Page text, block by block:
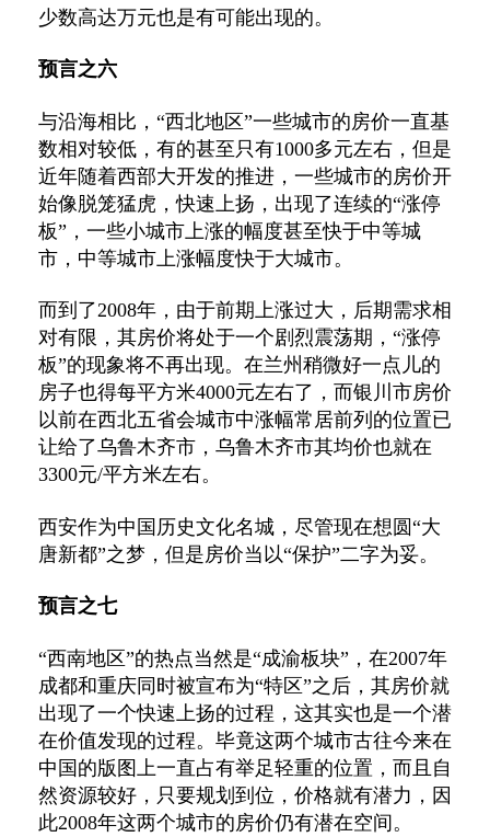
少数高达万元也是有可能出现的。
预言之六
与沿海相比，“西北地区”一些城市的房价一直基
数相对较低，有的甚至只有1000多元左右，但是
近年随着西部大开发的推进，一些城市的房价开
始像脱笼猛虎，快速上扬，出现了连续的“涨停
板”，一些小城市上涨的幅度甚至快于中等城
市，中等城市上涨幅度快于大城市。
而到了2008年，由于前期上涨过大，后期需求相
对有限，其房价将处于一个剧烈震荡期，“涨停
板”的现象将不再出现。在兰州稍微好一点儿的
房子也得每平方米4000元左右了，而银川市房价
以前在西北五省会城市中涨幅常居前列的位置已
让给了乌鲁木齐市，乌鲁木齐市其均价也就在
3300元/平方米左右。
西安作为中国历史文化名城，尽管现在想圆“大
唐新都”之梦，但是房价当以“保护”二字为妥。
预言之七
“西南地区”的热点当然是“成渝板块”，在2007年
成都和重庆同时被宣布为“特区”之后，其房价就
出现了一个快速上扬的过程，这其实也是一个潜
在价值发现的过程。毕竟这两个城市古往今来在
中国的版图上一直占有举足轻重的位置，而且自
然资源较好，只要规划到位，价格就有潜力，因
此2008年这两个城市的房价仍有潜在空间。